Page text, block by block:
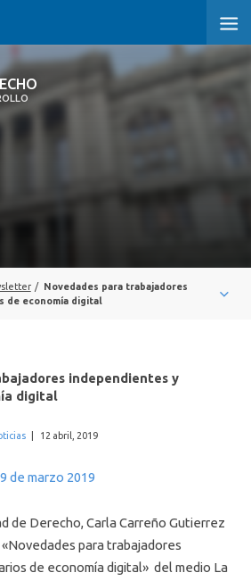
/ Novedades para trabajadores
de economía digital
independientes y
digital
12 abril, 2019
de marzo 2019
de Derecho, Carla Carreño Gutierrez
para trabajadores
de economía digital» del medio La